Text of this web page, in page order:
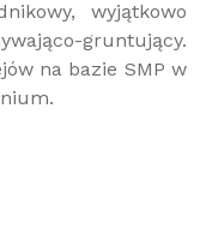
wyjątkowo
gruntujący.
na bazie SMP w